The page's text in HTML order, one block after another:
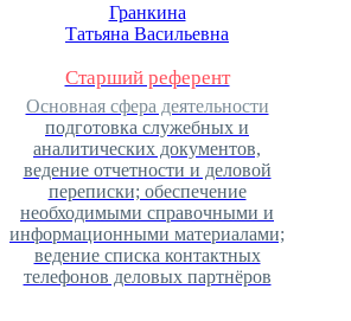
Гранкина
Татьяна Васильевна
Старший референт
Основная сфера деятельности
подготовка служебных и
аналитических документов,
ведение отчетности и деловой
переписки; обеспечение
необходимыми справочными и
информационными материалами;
ведение списка контактных
телефонов деловых партнёров